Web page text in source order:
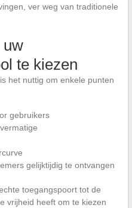
ver weg van traditionele
uw
te kiezen
het nuttig om enkele punten
gebruikers
gelijktijdig te ontvangen
toegangspoort tot de
vrijheid heeft om te kiezen